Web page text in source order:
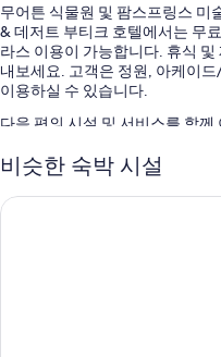
무어튼 식물원 및 팜스프링스 미
& 데저트 부티크 호텔에서는 무
라스 이용이 가능합니다. 휴식
내보세요. 고객은 정원, 아케이
이용하실 수 있습니다.
다음 편의 시설 및 서비스를 함께
일광욕 의자 등을 갖춘 온수
비슷한 숙박 시설
더 듄즈 호텔